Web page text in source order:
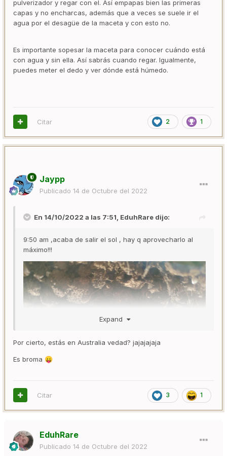
pulverizador y regar con el. Así empapas bien las primeras
capas y no encharcas, además que a veces se suele ir el
agua por el desagüe de la maceta y con esto no.
Es importante sopesar la maceta para conocer cuándo está
con agua y sin ella. Así sabrás cuando regar. Igualmente,
puedes meter el dedo y ver dónde está húmedo.
2 1
Citar
Jaypp
Publicado 14 de Octubre del 2022
En 14/10/2022 a las 7:51, EduhRare dijo:
9:50 am ,acaba de salir el sol , hay q aprovecharlo al
máximo!!!
Expand
Por cierto, estás en Australia vedad? jajajajaja
Es broma 😛
3 1
Citar
EduhRare
Publicado 14 de Octubre del 2022